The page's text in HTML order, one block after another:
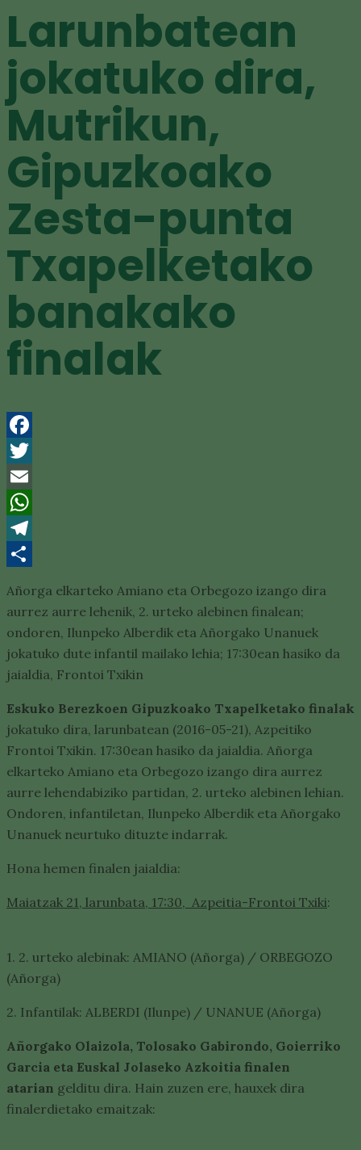
Larunbatean
jokatuko dira,
Mutrikun,
Gipuzkoako
Zesta-punta
Txapelketako
banakako
finalak
Facebook
Twitter
Email
WhatsApp
Telegram
Añorga elkarteko Amiano eta Orbegozo izango dira
aurrez aurre lehenik, 2. urteko alebinen finalean;
ondoren, Ilunpeko Alberdik eta Añorgako Unanuek
jokatuko dute infantil mailako lehia; 17:30ean hasiko da
jaialdia, Frontoi Txikin
Eskuko Berezkoen Gipuzkoako Txapelketako finalak
jokatuko dira, larunbatean (2016-05-21), Azpeitiko
Frontoi Txikin. 17:30ean hasiko da jaialdia. Añorga
elkarteko Amiano eta Orbegozo izango dira aurrez
aurre lehendabiziko partidan, 2. urteko alebinen lehian.
Ondoren, infantiletan, Ilunpeko Alberdik eta Añorgako
Unanuek neurtuko dituzte indarrak.
Hona hemen finalen jaialdia:
Maiatzak 21, larunbata, 17:30, Azpeitia-Frontoi Txiki:
1. 2. urteko alebinak: AMIANO (Añorga) / ORBEGOZO
(Añorga)
2. Infantilak: ALBERDI (Ilunpe) / UNANUE (Añorga)
Añorgako Olaizola, Tolosako Gabirondo, Goierriko
Garcia eta Euskal Jolaseko Azkoitia finalen
atarian gelditu dira. Hain zuzen ere, hauxek dira
finalerdietako emaitzak: